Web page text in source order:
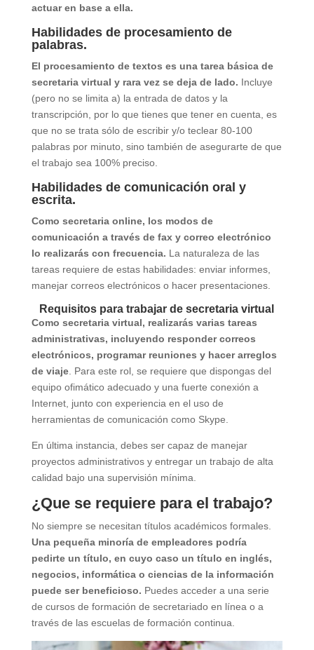
actuar en base a ella.
Habilidades de procesamiento de
palabras.
El procesamiento de textos es una tarea básica de
secretaria virtual y rara vez se deja de lado. Incluye
(pero no se limita a) la entrada de datos y la
transcripción, por lo que tienes que tener en cuenta, es
que no se trata sólo de escribir y/o teclear 80-100
palabras por minuto, sino también de asegurarte de que
el trabajo sea 100% preciso.
Habilidades de comunicación oral y
escrita.
Como secretaria online, los modos de
comunicación a través de fax y correo electrónico
lo realizarás con frecuencia. La naturaleza de las
tareas requiere de estas habilidades: enviar informes,
manejar correos electrónicos o hacer presentaciones.
Requisitos para trabajar de secretaria virtual
Como secretaria virtual, realizarás varias tareas
administrativas, incluyendo responder correos
electrónicos, programar reuniones y hacer arreglos
de viaje. Para este rol, se requiere que dispongas del
equipo ofimático adecuado y una fuerte conexión a
Internet, junto con experiencia en el uso de
herramientas de comunicación como Skype.
En última instancia, debes ser capaz de manejar
proyectos administrativos y entregar un trabajo de alta
calidad bajo una supervisión mínima.
¿Que se requiere para el trabajo?
No siempre se necesitan títulos académicos formales.
Una pequeña minoría de empleadores podría
pedirte un título, en cuyo caso un título en inglés,
negocios, informática o ciencias de la información
puede ser beneficioso. Puedes acceder a una serie
de cursos de formación de secretariado en línea o a
través de las escuelas de formación continua.